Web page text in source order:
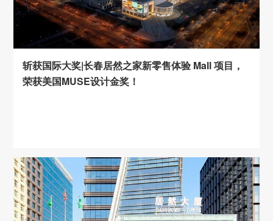
斩获国际大奖|长春居然之家新零售体验 Mall 项目，
荣获美国MUSE设计金奖！